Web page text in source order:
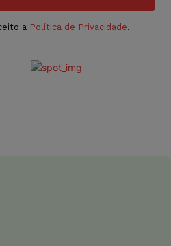
a Política de Privacidade.